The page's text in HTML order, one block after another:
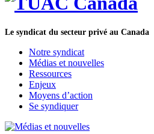
Le syndicat du secteur privé au Canada
Notre syndicat
Médias et nouvelles
Ressources
Enjeux
Moyens d’action
Se syndiquer